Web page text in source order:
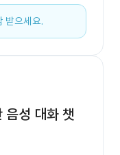
받으세요.
성 대화 챗